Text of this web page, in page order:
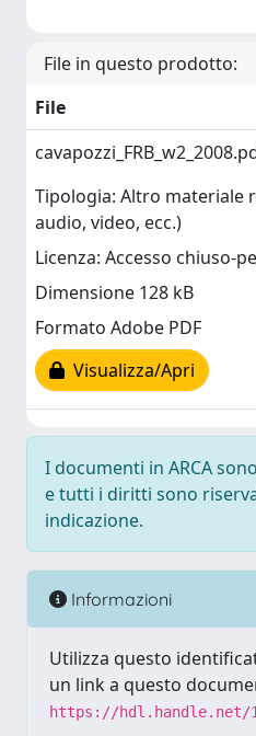
File in questo prodotto:
File
Tipologia: Altro materiale
audio, video, ecc.)
Licenza: Accesso chiuso-
Dimensione 128 kB
Formato Adobe PDF
Visualizza/Apri
I documenti in ARCA
e tutti i diritti sono
indicazione.
Informazioni
Utilizza questo
un link a questo
https://hdl.handle.net/